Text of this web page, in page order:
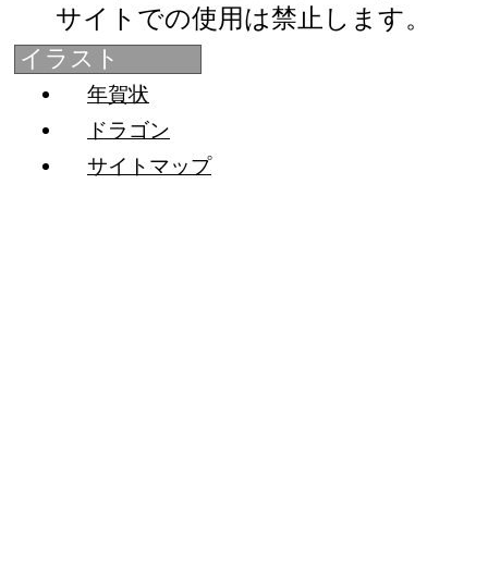
サイトでの使用は禁止します。
イラスト
年賀状
ドラゴン
サイトマップ